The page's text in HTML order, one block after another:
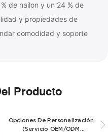
de nailon y un 24 % de
y propiedades de
comodidad y soporte
Producto
Opciones De Personalización
(servicio OEM/ODM